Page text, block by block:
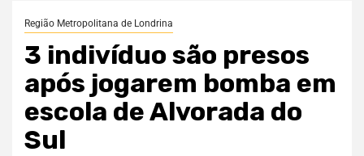
Região Metropolitana de Londrina
3 indivíduo são presos
após jogarem bomba em
escola de Alvorada do
Sul